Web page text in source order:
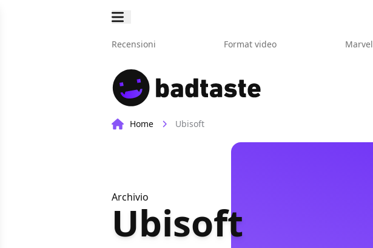
Recensioni Format video Marvel
Home Ubisoft
Archivio
Ubisoft